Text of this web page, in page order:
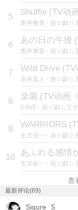
5 Shuffle (TV动
奥井雅美 - 游☆戯☆王デ
6 あの日の午後 (
奥井雅美 - 游☆戯☆王デ
7 Wild Drive (TV
永井真人 - 游☆戯☆王デ
8 楽園 (TV动画《游戏王：
CAVE - 游☆戯☆王デュ
9 WARRIORS (
生沢佑一 - 游☆戯☆王デ
10 あふれる感情
生沢佑一 - 游☆戯☆王デ
查
最新评论(69)
Sigure_S